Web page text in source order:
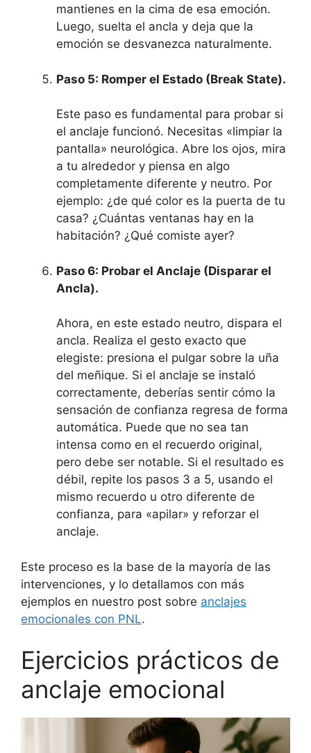
mantienes en la cima de esa emoción.
Luego, suelta el ancla y deja que la
emoción se desvanezca naturalmente.
Paso 5: Romper el Estado (Break State).
Este paso es fundamental para probar si
el anclaje funcionó. Necesitas «limpiar la
pantalla» neurológica. Abre los ojos, mira
a tu alrededor y piensa en algo
completamente diferente y neutro. Por
ejemplo: ¿de qué color es la puerta de tu
casa? ¿Cuántas ventanas hay en la
habitación? ¿Qué comiste ayer?
Paso 6: Probar el Anclaje (Disparar el
Ancla).
Ahora, en este estado neutro, dispara el
ancla. Realiza el gesto exacto que
elegiste: presiona el pulgar sobre la uña
del meñique. Si el anclaje se instaló
correctamente, deberías sentir cómo la
sensación de confianza regresa de forma
automática. Puede que no sea tan
intensa como en el recuerdo original,
pero debe ser notable. Si el resultado es
débil, repite los pasos 3 a 5, usando el
mismo recuerdo u otro diferente de
confianza, para «apilar» y reforzar el
anclaje.
Este proceso es la base de la mayoría de las
intervenciones, y lo detallamos con más
ejemplos en nuestro post sobre anclajes
emocionales con PNL.
Ejercicios prácticos de
anclaje emocional